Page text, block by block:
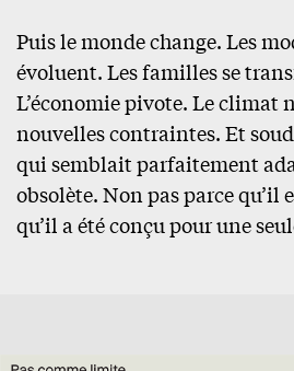
Puis le monde change. Les
évoluent. Les familles se
L’économie pivote. Le climat
nouvelles contraintes. Et
qui semblait parfaitement
obsolète. Non pas parce qu’il
qu’il a été conçu pour une